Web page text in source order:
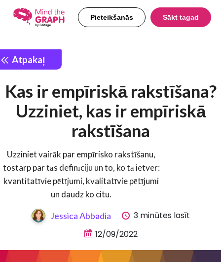
Pieteikšanās Sākt tagad
Atpakaļ
Kas ir empīriskā rakstīšana?
Uzziniet, kas ir empīriskā
rakstīšana
Uzziniet vairāk par empīrisko rakstīšanu,
tostarp par tās definīciju un to, ko tā ietver:
kvantitatīvie pētījumi, kvalitatīvie pētījumi
un daudz ko citu.
Jessica Abbadia
3 minūtes lasīt
12/09/2022